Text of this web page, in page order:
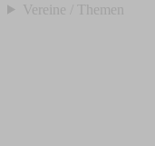
Vereine / Themen